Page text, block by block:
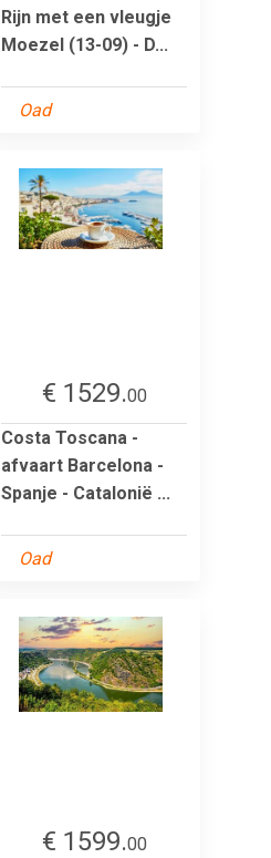
Rijn met een vleugje
Moezel (13-09) - D...
Oad
€ 1529.00
Costa Toscana -
afvaart Barcelona -
Spanje - Catalonië ...
Oad
€ 1599.00